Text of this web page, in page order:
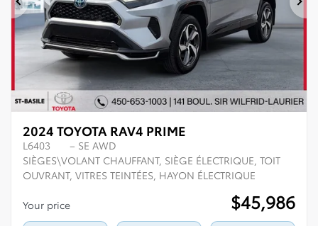
Previous
2024 TOYOTA RAV4 PRIME
L6403
– SE AWD
SIÈGES\VOLANT CHAUFFANT, SIÈGE ÉLECTRIQUE, TOIT
OUVRANT, VITRES TEINTÉES, HAYON ÉLECTRIQUE
Your price $45,986